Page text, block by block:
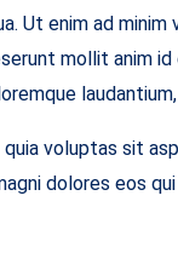
Ut enim ad minim
mollit anim
voluptas sit
dolores eos